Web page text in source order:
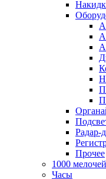
Радар-
Прочее
1000 мелочей
Часы